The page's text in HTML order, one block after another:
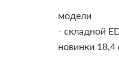
модели
- складной
новинки 18,4